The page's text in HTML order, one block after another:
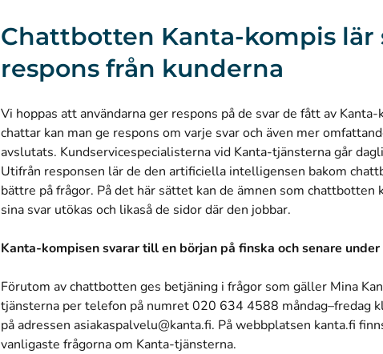
Chattbotten Kanta-kompis lär
respons från kunderna
Vi hoppas att användarna ger respons på de svar de fått av
chattar kan man ge respons om varje svar och även mer
avslutats. Kundservicespecialisterna vid Kanta-tjänsterna går
Utifrån responsen lär de den artificiella intelligensen bakom
bättre på frågor. På det här sättet kan de ämnen som chattbotten
sina svar utökas och likaså de sidor där den jobbar.
Kanta-kompisen svarar till en början på finska och senare under
Förutom av chattbotten ges betjäning i frågor som gäller Mina
tjänsterna per telefon på numret 020 634 4588 måndag–fredag
på adressen asiakaspalvelu@kanta.fi. På webbplatsen kanta.fi
vanligaste frågorna om Kanta-tjänsterna.